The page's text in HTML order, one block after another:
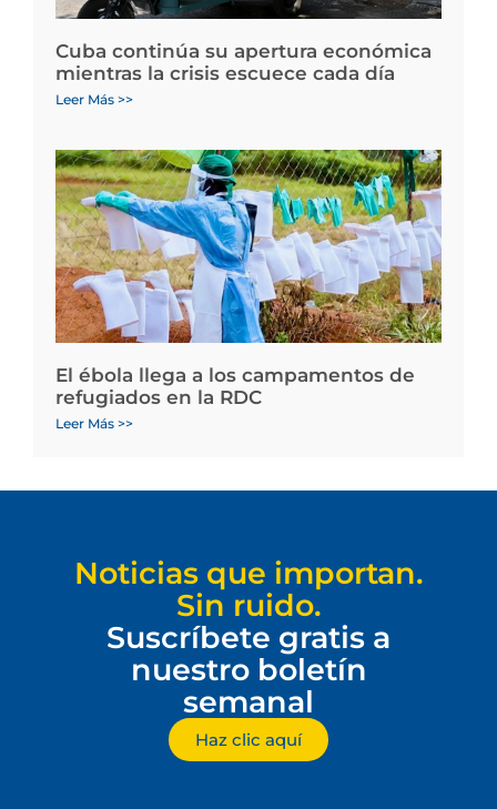
Cuba continúa su apertura económica
mientras la crisis escuece cada día
Leer Más >>
El ébola llega a los campamentos de
refugiados en la RDC
Leer Más >>
Noticias que importan.
Sin ruido.
Suscríbete gratis a
nuestro boletín
semanal
Haz clic aquí